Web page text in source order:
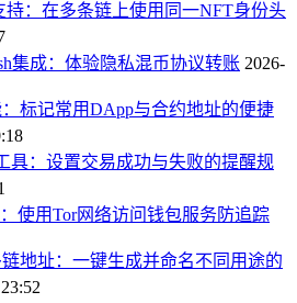
持：在多条链上使用同一NFT身份头
集成：体验隐私混币协议转账 2026-
标记常用DApp与合约地址的便捷
具：设置交易成功与失败的提醒规
使用Tor网络访问钱包服务防追踪
地址：一键生成并命名不同用途的